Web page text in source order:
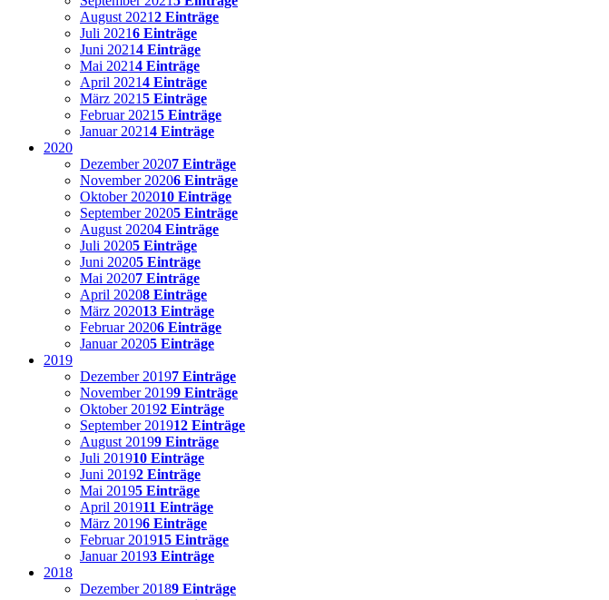
August 20212 Einträge
Juli 20216 Einträge
Juni 20214 Einträge
Mai 20214 Einträge
April 20214 Einträge
März 20215 Einträge
Februar 20215 Einträge
Januar 20214 Einträge
2020
Dezember 20207 Einträge
November 20206 Einträge
Oktober 202010 Einträge
September 20205 Einträge
August 20204 Einträge
Juli 20205 Einträge
Juni 20205 Einträge
Mai 20207 Einträge
April 20208 Einträge
März 202013 Einträge
Februar 20206 Einträge
Januar 20205 Einträge
2019
Dezember 20197 Einträge
November 20199 Einträge
Oktober 20192 Einträge
September 201912 Einträge
August 20199 Einträge
Juli 201910 Einträge
Juni 20192 Einträge
Mai 20195 Einträge
April 201911 Einträge
März 20196 Einträge
Februar 201915 Einträge
Januar 20193 Einträge
2018
Dezember 20189 Einträge